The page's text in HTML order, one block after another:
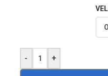
- +